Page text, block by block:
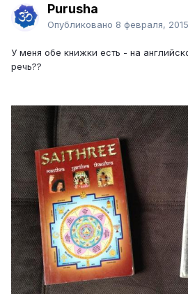
Purusha
Опубликовано 8 февраля, 2015
У меня обе книжки есть - на
речь??